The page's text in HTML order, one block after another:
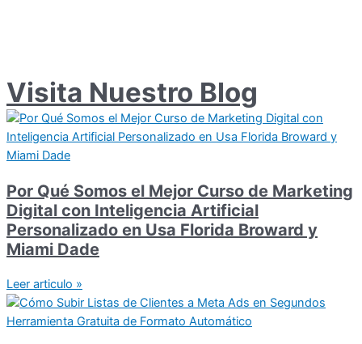
Visita Nuestro Blog
Por Qué Somos el Mejor Curso de Marketing
Digital con Inteligencia Artificial
Personalizado en Usa Florida Broward y
Miami Dade
Leer articulo »